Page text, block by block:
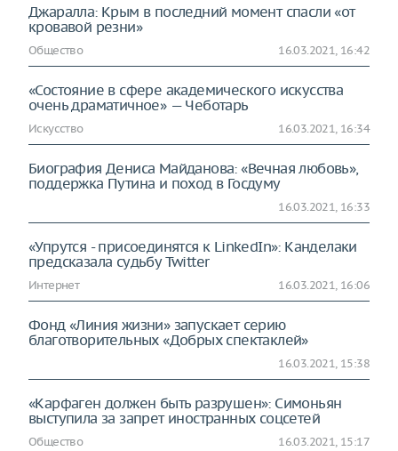
Джаралла: Крым в последний момент спасли «от
кровавой резни»
Общество 16.03.2021, 16:42
«Состояние в сфере академического искусства
очень драматичное» — Чеботарь
Искусство 16.03.2021, 16:34
Биография Дениса Майданова: «Вечная любовь»,
поддержка Путина и поход в Госдуму
16.03.2021, 16:33
«Упрутся - присоединятся к LinkedIn»: Канделаки
предсказала судьбу Twitter
Интернет 16.03.2021, 16:06
Фонд «Линия жизни» запускает серию
благотворительных «Добрых спектаклей»
16.03.2021, 15:38
«Карфаген должен быть разрушен»: Симоньян
выступила за запрет иностранных соцсетей
Общество 16.03.2021, 15:17